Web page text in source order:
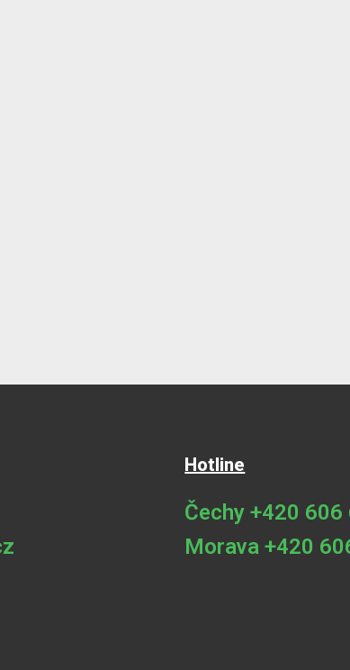
Hotline
Čechy +420 606
Morava +420